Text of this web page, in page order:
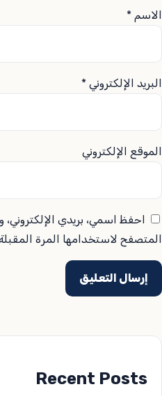
الاسم *
البريد الإلكتروني *
الموقع الإلكتروني
احفظ اسمي، بريدي الإلكتروني،
المتصفح لاستخدامها المرة
Recent Posts